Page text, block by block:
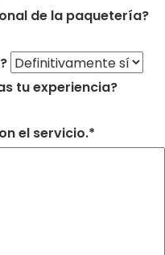
de la paquetería?
tu experiencia?
el servicio.*